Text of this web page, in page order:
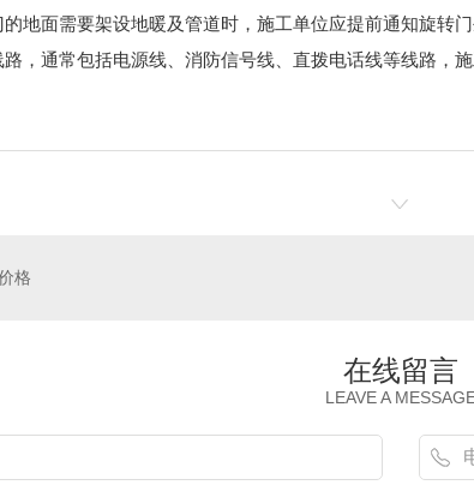
地面需要架设地暖及管道时，施工单位应提前通知旋转
，通常包括电源线、消防信号线、直拨电话线等线路，
格
在线留言
LEAVE A